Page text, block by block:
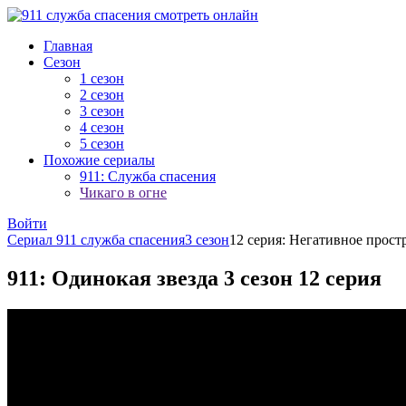
Главная
Сезон
1 сезон
2 сезон
3 сезон
4 сезон
5 сезон
Похожие сериалы
911: Служба спасения
Чикаго в огне
Войти
Сериал 911 служба спасения3 сезон12 серия: Негативное
911: Одинокая звезда 3 сезон 12 серия